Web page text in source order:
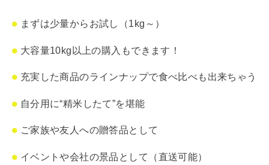
まずは少量からお試し（1kg～）
大容量10kg以上の購入もできます！
充実した商品のラインナップで食べ比べも出来ちゃう
自分用に“精米したて”を堪能
ご家族や友人への贈答品として
イベントや会社の景品として（直送可能）